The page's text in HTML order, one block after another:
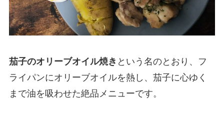
茄子のオリーブオイル焼き という名のとおり、フ
ライパンにオリーブオイルを熱し、茄子に心ゆく
まで油を吸わせた絶品メニューです。